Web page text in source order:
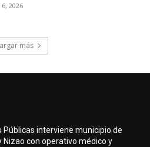
2026
más
Públicas interviene municipio de
Nizao con operativo médico y